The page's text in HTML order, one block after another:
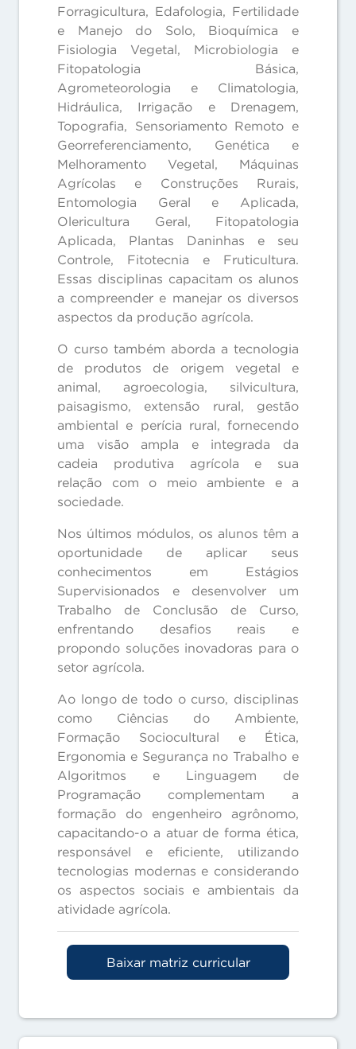
Forragicultura, Edafologia, Fertilidade
e Manejo do Solo, Bioquímica e
Fisiologia Vegetal, Microbiologia e
Fitopatologia Básica,
Agrometeorologia e Climatologia,
Hidráulica, Irrigação e Drenagem,
Topografia, Sensoriamento Remoto e
Georreferenciamento, Genética e
Melhoramento Vegetal, Máquinas
Agrícolas e Construções Rurais,
Entomologia Geral e Aplicada,
Olericultura Geral, Fitopatologia
Aplicada, Plantas Daninhas e seu
Controle, Fitotecnia e Fruticultura.
Essas disciplinas capacitam os alunos
a compreender e manejar os diversos
aspectos da produção agrícola.
O curso também aborda a tecnologia
de produtos de origem vegetal e
animal, agroecologia, silvicultura,
paisagismo, extensão rural, gestão
ambiental e perícia rural, fornecendo
uma visão ampla e integrada da
cadeia produtiva agrícola e sua
relação com o meio ambiente e a
sociedade.
Nos últimos módulos, os alunos têm a
oportunidade de aplicar seus
conhecimentos em Estágios
Supervisionados e desenvolver um
Trabalho de Conclusão de Curso,
enfrentando desafios reais e
propondo soluções inovadoras para o
setor agrícola.
Ao longo de todo o curso, disciplinas
como Ciências do Ambiente,
Formação Sociocultural e Ética,
Ergonomia e Segurança no Trabalho e
Algoritmos e Linguagem de
Programação complementam a
formação do engenheiro agrônomo,
capacitando-o a atuar de forma ética,
responsável e eficiente, utilizando
tecnologias modernas e considerando
os aspectos sociais e ambientais da
atividade agrícola.
Baixar matriz curricular